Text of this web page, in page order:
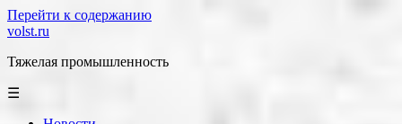
Перейти к содержанию
volst.ru
Тяжелая промышленность
☰